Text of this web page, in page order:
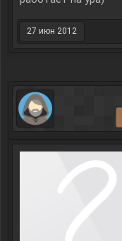
27 июн 2012